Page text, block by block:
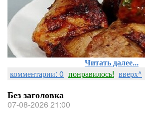
Читать далее...
комментарии: 0 понравилось! вверх^
Без заголовка
07-08-2026 21:00